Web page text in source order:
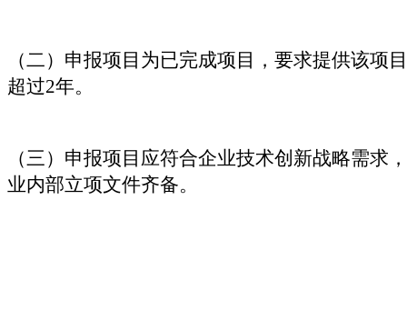
（二）申报项目为已完成项目，要求提供该
超过2年。
（三）申报项目应符合企业技术创新战略需
业内部立项文件齐备。